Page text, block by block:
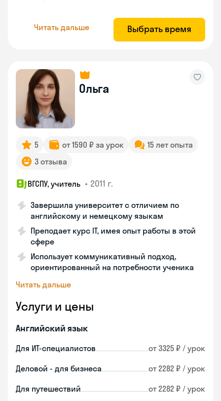
Читать дальше Выбрать время
Ольга
5 от 1590 ₽ за урок
15 лет опыта
3 отзыва
ВГСПУ, учитель • 2011 г.
Завершила университет с отличием по
английскому и немецкому языкам
Преподает курс IT, имея опыт работы в этой
сфере
Использует коммуникативный подход,
ориентированный на потребности ученика
Читать дальше
Услуги и цены
Английский язык
Для ИТ-специалистов от 3325 ₽ / урок
Деловой - для бизнеса от 2282 ₽ / урок
Для путешествий от 2282 ₽ / урок